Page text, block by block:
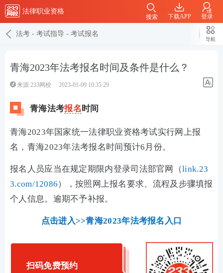
法律职业资格
下载APP 登录
搜索
法考 - 考试指导 - 考试报名
导航
青海2023年法考报名时间及条件是什么？
来源:233网校 2023-01-09 10:35:29
青海法考报名时间
青海2023年国家统一法律职业资格考试实行网上报
名，青海2023年法考报名时间预计6月份。
报名人员应当在规定期限内登录司法部官网（link.23
3.com/12086），按照网上报名要求、流程及步骤填报
个人信息。逾期不予补报。
点击进入>>青海2023年法考报名入口
扫码免费预约